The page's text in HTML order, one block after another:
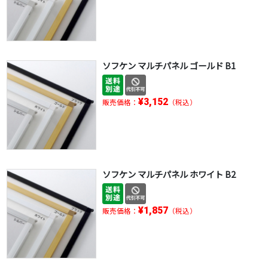
ソフケン マルチパネル ゴールド B1
販売価格： ¥3,152（税込）
ソフケン マルチパネル ホワイト B2
販売価格： ¥1,857（税込）